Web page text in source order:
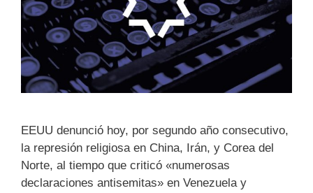
EEUU denunció hoy, por segundo año consecutivo,
la represión religiosa en China, Irán, y Corea del
Norte, al tiempo que criticó «numerosas
declaraciones antisemitas» en Venezuela y